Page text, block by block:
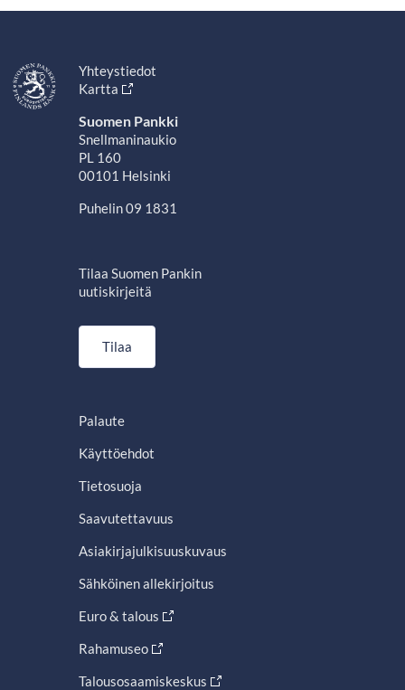
Yhteystiedot
Kartta
Suomen Pankki
Snellmaninaukio
PL 160
00101 Helsinki
Puhelin 09 1831
Tilaa Suomen Pankin
uutiskirjeitä
Tilaa
Palaute
Käyttöehdot
Tietosuoja
Saavutettavuus
Asiakirjajulkisuuskuvaus
Sähköinen allekirjoitus
Euro & talous
Rahamuseo
Talousosaamiskeskus